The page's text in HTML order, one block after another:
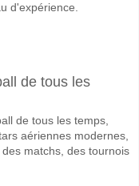
d'expérience.
de tous les
de tous les temps,
aériennes modernes,
matchs, des tournois